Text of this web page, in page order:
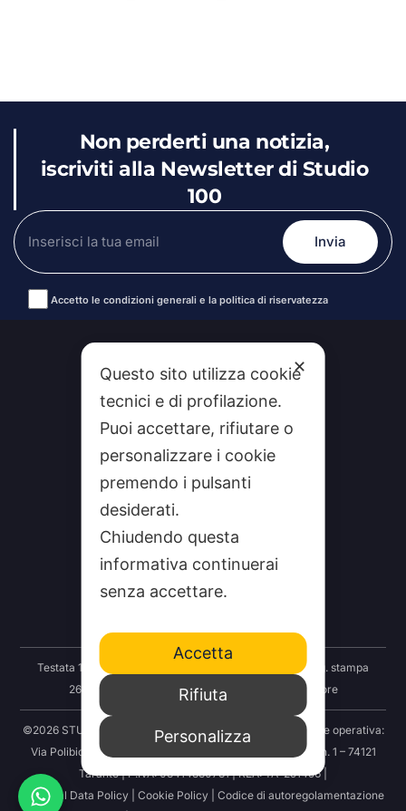
Non perderti una notizia,
iscriviti alla Newsletter di Studio
100
Accetto le condizioni generali e la politica di riservatezza
CHI SIAMO
CONTATTI
FEEDRSS
SEGNALA A STUDIO100
Testata 100 Notizie: Registrazione Tribunale Taranto reg. stampa
2625/2024 del 12.09.2024 Indipendenza S.r.l. Editore
©2026 STUDIO100 – Società Cooperativa 100 Media | Sede operativa:
Via Polibio 89 – 74121 Taranto | Sede legale: Via Abruzzo n. 1 – 74121
Taranto | P.IVA: 03414830731 | REA: TA-251456 |
Personal Data Policy
Cookie Policy
Codice di autoregolamentazione
✕
Questo sito utilizza cookie
tecnici e di profilazione.
Puoi accettare, rifiutare o
personalizzare i cookie
premendo i pulsanti
desiderati.
Chiudendo questa
informativa continuerai
senza accettare.
Accetta
Rifiuta
Personalizza